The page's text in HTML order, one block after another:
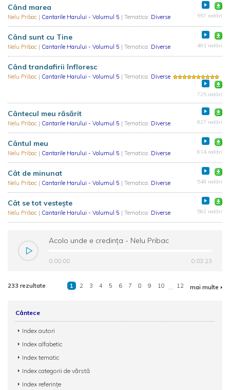
Când marea
Nelu Pribac | Cantarile Harului - Volumul 5 | Tematica: Diverse 557 redări
Când sunt cu Tine
Nelu Pribac | Cantarile Harului - Volumul 5 | Tematica: Diverse 481 redări
Când trandafirii înfloresc
Nelu Pribac | Cantarile Harului - Volumul 5 | Tematica: Diverse
725 redări
Cântecul meu răsărit
Nelu Pribac | Cantarile Harului - Volumul 5 | Tematica: Diverse 827 redări
Cântul meu
Nelu Pribac | Cantarile Harului - Volumul 5 | Tematica: Diverse 614 redări
Cât de minunat
Nelu Pribac | Cantarile Harului - Volumul 5 | Tematica: Diverse 548 redări
Cât se tot vestește
Nelu Pribac | Cantarile Harului - Volumul 5 | Tematica: Diverse 582 redări
Acolo unde e credința - Nelu Pribac
0:00:00 0:03:23
233 rezultate 1 2 3 4 5 6 7 8 9 10 ... 12 mai multe
Cântece
Index autori
Index alfabetic
Index tematic
Index categorii de vârstă
Index referințe